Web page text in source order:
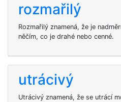
rozmařilý
Rozmařilý znamená, že je
něčím, co je drahé nebo cenné.
utrácivý
Utrácivý znamená, že se utrácí